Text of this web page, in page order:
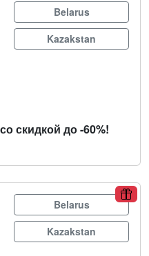
Belarus
Kazakstan
скидкой до -60%!
Belarus
Kazakstan